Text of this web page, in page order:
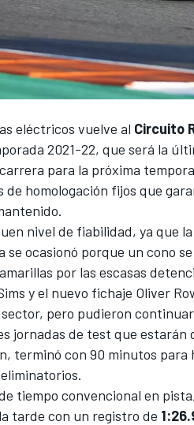
eléctricos vuelve al Circuito
2021-22, que será la
para la próxima
homologación fijos que
nivel de fiabilidad, ya que
ocasionó porque un cono
por las escasas
y el nuevo fichaje Oliver
pero pudieron
jornadas de test que
terminó con 90 minutos
tiempo convencional en pista,
tarde con un registro de